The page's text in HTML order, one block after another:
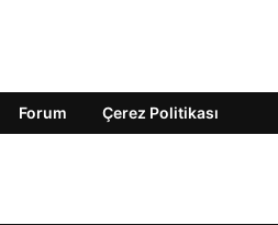
Forum Çerez Politikası